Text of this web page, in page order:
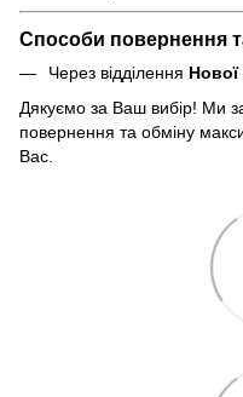
Способи повернення
Через відділення
Дякуємо за Ваш вибір! Ми
повернення та обміну
Вас.